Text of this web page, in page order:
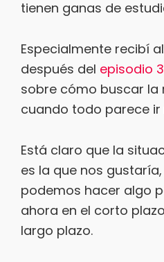
tienen ganas de
Especialmente recibí
después del episodio
sobre cómo buscar la
cuando todo parece ir
Está claro que la
es la que nos
podemos hacer algo
ahora en el corto
largo plazo.